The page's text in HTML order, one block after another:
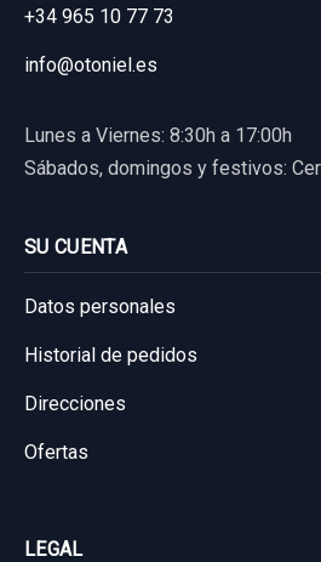
GJ6A5958X
ELEVALUNAS DELANTERO
usado.
+34 965 10 77 73
info@otoniel.es
Lunes a Viernes: 8:30h a 17:00h
Sábados, domingos y festivos:
SU CUENTA
Datos personales
Historial de pedidos
Direcciones
Ofertas
LEGAL